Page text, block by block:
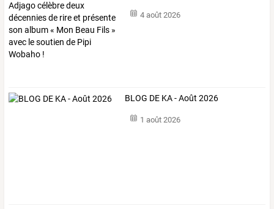
4 août 2026
BLOG DE KA - Août 2026
1 août 2026